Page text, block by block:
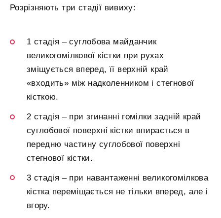
Розрізняють три стадії вивиху:
1 стадія – суглобова майданчик
великогомілкової кістки при рухах
зміщується вперед, її верхній край
«входить» між надколенником і стегнової
кісткою.
2 стадія – при згинанні гомілки задній край
суглобової поверхні кістки впирається в
передню частину суглобової поверхні
стегнової кістки.
3 стадія – при навантаженні великогомілкова
кістка переміщається не тільки вперед, але і
вгору.